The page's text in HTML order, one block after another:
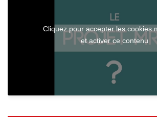
Cliquez pour accepter les cookies
et activer ce contenu